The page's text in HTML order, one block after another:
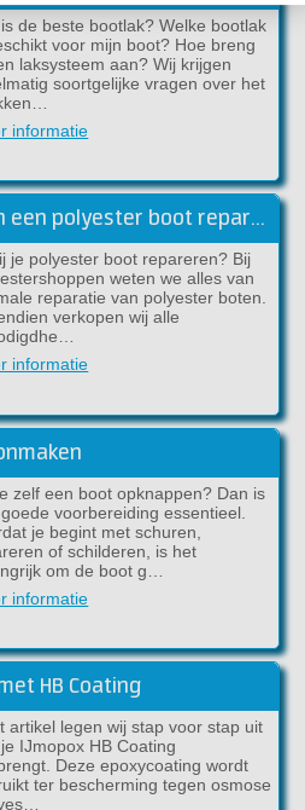
de beste bootlak? Welke bootlak
voor mijn boot? Hoe breng
laksysteem aan? Wij krijgen
soortgelijke vragen over het
informatie
Scheuren en gaten in een polyester boot repareren
je polyester boot repareren? Bij
weten we alles van
reparatie van polyester boten.
verkopen wij alle
informatie
zelf een boot opknappen? Dan is
voorbereiding essentieel.
je begint met schuren,
of schilderen, is het
om de boot g…
informatie
HB Coating
artikel legen wij stap voor stap uit
IJmopox HB Coating
Deze epoxycoating wordt
ter bescherming tegen osmose